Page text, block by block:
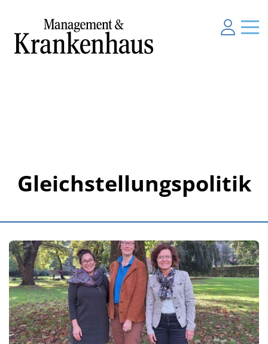
Gleichstellungspolitik